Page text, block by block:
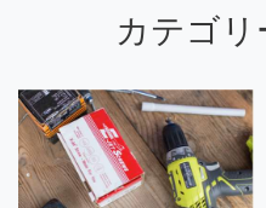
カテゴリ